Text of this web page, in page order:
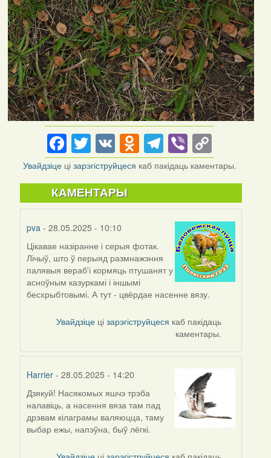
Facebook
Twitter
VKOdnoklassniki
Telegram
Viber
Link
Увайдзіце цізарэгіструйцеся каб пакідаць каментары.
КАМЕНТАРЫ
pva - 28.05.2025 - 10:10
Цікавае назіранне і серыя фотак.
Лічыў, што ў перыяд размнажэння
палявыя вераб'і кормяць птушанят у
асноўным казуркамі і іншымі
бесхрыбтовымі. А тут - цвёрдае насенне вязу.
Увайдзіце цізарэгіструйцеся каб пакідаць
каментары.
Harrier - 28.05.2025 - 14:20
Дзякуй! Насякомых яшчэ трэба
налавіць, а насення вяза там пад
дрэвам кілаграмы валяюцца, таму
выбар ежы, напэўна, быў лёгкі.